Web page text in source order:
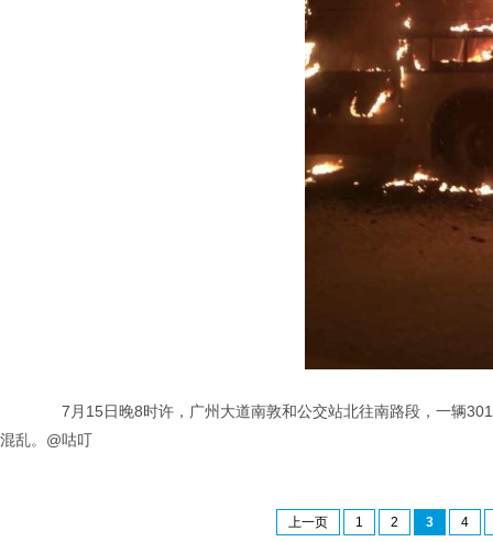
7月15日晚8时许，广州大道南敦和公交站北往南路段，一辆301
混乱。@咕叮
上一页 1 2 3 4